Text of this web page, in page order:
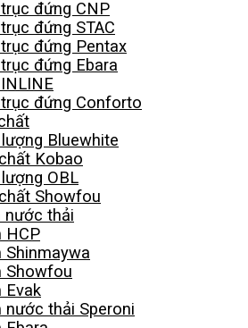
đứng CNP
đứng STAC
đứng Pentax
đứng Ebara
đứng Conforto
Bluewhite
Kobao
OBL
Showfou
nước thải
HCP
Shinmaywa
Showfou
Evak
nước thải Speroni